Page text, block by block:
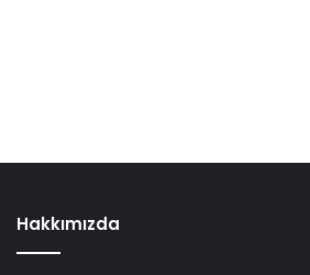
Hakkımızda